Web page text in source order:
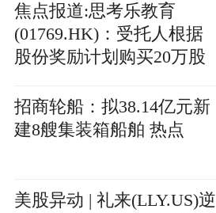
焦点报道:思考乐教育
(01769.HK)：受托人根据
股份奖励计划购买20万股
招商轮船：拟38.14亿元新
建8艘集装箱船舶 热点
美股异动 | 礼来(LLY.US)逆